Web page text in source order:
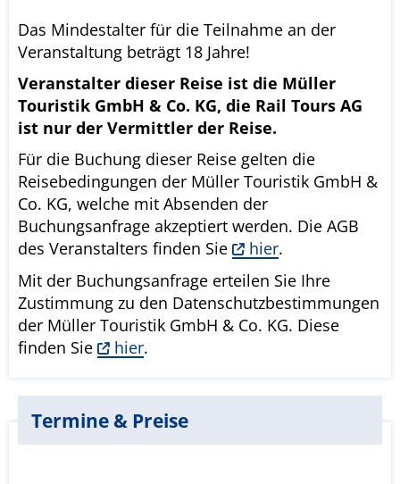
Das Mindestalter für die Teilnahme an der
Veranstaltung beträgt 18 Jahre!
Veranstalter dieser Reise ist die Müller
Touristik GmbH & Co. KG, die Rail Tours AG
ist nur der Vermittler der Reise.
Für die Buchung dieser Reise gelten die
Reisebedingungen der Müller Touristik GmbH &
Co. KG, welche mit Absenden der
Buchungsanfrage akzeptiert werden. Die AGB
des Veranstalters finden Sie
hier.
Mit der Buchungsanfrage erteilen Sie Ihre
Zustimmung zu den Datenschutzbestimmungen
der Müller Touristik GmbH & Co. KG. Diese
finden Sie
hier.
Termine & Preise